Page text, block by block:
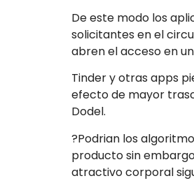
De este modo los
solicitantes en el
abren el acceso en
Tinder y otras apps
efecto de mayor
Dodel.
?Podrian los
producto sin
atractivo corporal